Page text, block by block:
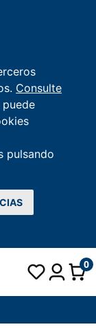
Consulte
pulsando
0